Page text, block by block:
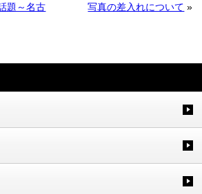
題～名古
写真の差入れについて »